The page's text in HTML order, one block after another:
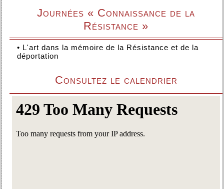
Journées « Connaissance de la
Résistance »
• L'art dans la mémoire de la Résistance et de la
déportation
Consultez le calendrier